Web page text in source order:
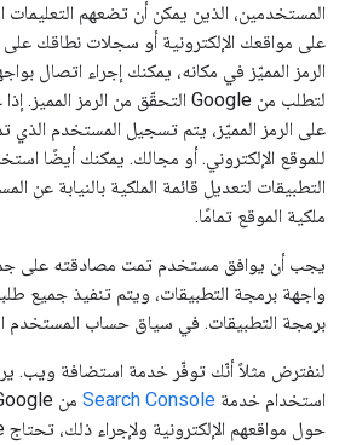
المستخدمين، الذين يمكن أن تضعهم
على مواقعك الإلكترونية أو سجلات نطاقك على
الرمز المميّز في مكانه، يمكنك إجراء اتصال
على الرمز المميّز، يتم تسجيل المستخدم
للموقع الإلكتروني. أو مجالك. يمكنك أيضًا
التطبيقات لتعديل قائمة الملكية بالنيابة عن
ملكية الموقع تمامًا.
يجب أن يوافق مستخدم تمت مصادقته على
واجهة برمجة التطبيقات، ويتم تنفيذ جميع
برمجة التطبيقات. في سياق حساب المستخدم
لنفترض مثلاً أنّك توفّر خدمة استضافة ويب.
استخدام خدمة Search Console